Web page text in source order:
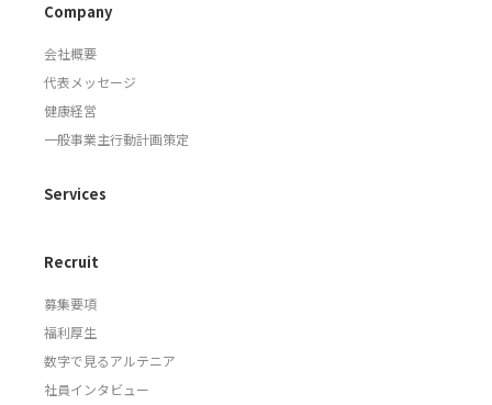
Company
会社概要
代表メッセージ
健康経営
一般事業主行動計画策定
Services
Recruit
募集要項
福利厚生
数字で見るアルテニア
社員インタビュー